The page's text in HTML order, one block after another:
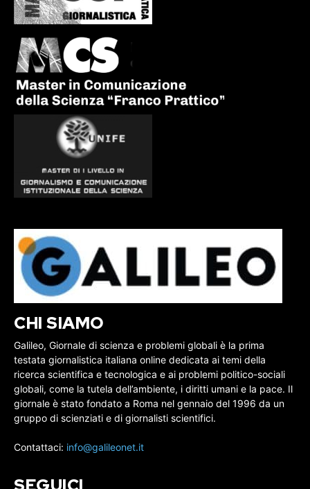
CHI SIAMO
Galileo, Giornale di scienza e problemi globali è la prima
testata giornalistica italiana online dedicata ai temi della
ricerca scientifica e tecnologica e ai problemi politico-sociali
globali, come la tutela dell’ambiente, i diritti umani e la pace. Il
giornale è stato fondato a Roma nel gennaio del 1996 da un
gruppo di scienziati e di giornalisti scientifici.
Contattaci: info@galileonet.it